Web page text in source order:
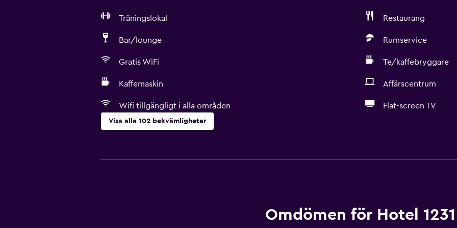
Träningslokal Restaurang
Bar/lounge Rumservice
Gratis WiFi Te/kaffebryggare
Kaffemaskin Affärscentrum
Wifi tillgängligt i alla områden Flat-screen TV
Visa alla 102 bekvämligheter
Familjerum
Wifi tillgängligt i alla
Gratis toalettartiklar
Omdömen för Hotel 1231